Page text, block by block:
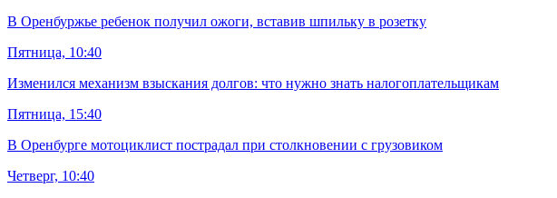
В Оренбуржье ребенок получил ожоги, вставив шпильку в розетку
Пятница, 10:40
Изменился механизм взыскания долгов: что нужно знать налогоплательщикам
Пятница, 15:40
В Оренбурге мотоциклист пострадал при столкновении с грузовиком
Четверг, 10:40